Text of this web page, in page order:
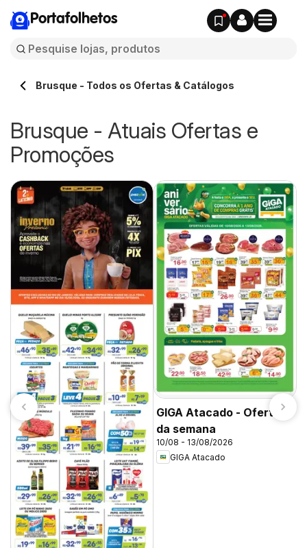
Portafolhetos
Brusque - Todos os Ofertas & Catálogos
Brusque - Atuais Ofertas e
Promoções
GIGA Atacado - Ofertas
da semana
10/08 - 13/08/2026
GIGA Atacado